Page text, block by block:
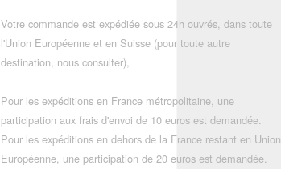
Votre commande est expédiée sous 24h ouvrés, dans toute
l'Union Européenne et en Suisse (pour toute autre
destination, nous consulter),
Pour les expéditions en France métropolitaine, une
participation aux frais d'envoi de 10 euros est demandée.
Pour les expéditions en dehors de la France restant en Union
Européenne, une participation de 20 euros est demandée.